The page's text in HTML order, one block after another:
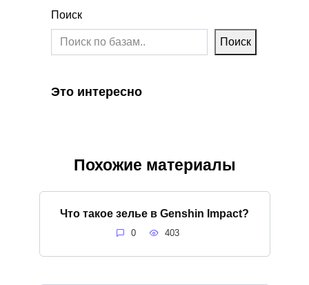
Поиск
Поиск
Это интересно
Похожие материалы
Что такое зелье в Genshin Impact?
0 403